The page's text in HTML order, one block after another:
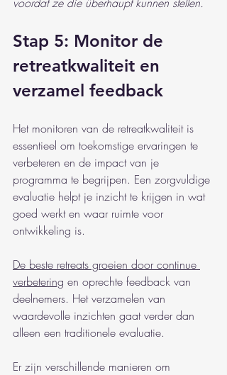
Stap 5: Monitor de
retreatkwaliteit en
verzamel feedback
Het monitoren van de retreatkwaliteit is
essentieel om toekomstige ervaringen te
verbeteren en de impact van je
programma te begrijpen. Een zorgvuldige
evaluatie helpt je inzicht te krijgen in wat
goed werkt en waar ruimte voor
ontwikkeling is.
De beste retreats groeien door continue
verbetering en oprechte feedback van
deelnemers. Het verzamelen van
waardevolle inzichten gaat verder dan
alleen een traditionele evaluatie.
Er zijn verschillende manieren om